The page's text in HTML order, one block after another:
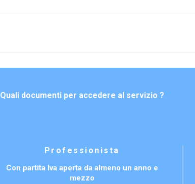
Quali documenti per accedere al servizio ?
Professionista
Con partita Iva aperta da almeno un anno e
mezzo